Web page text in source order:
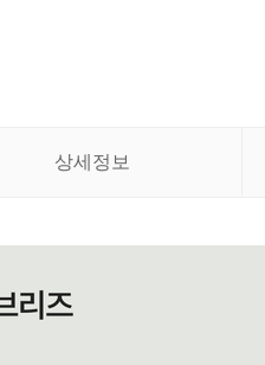
상세정보